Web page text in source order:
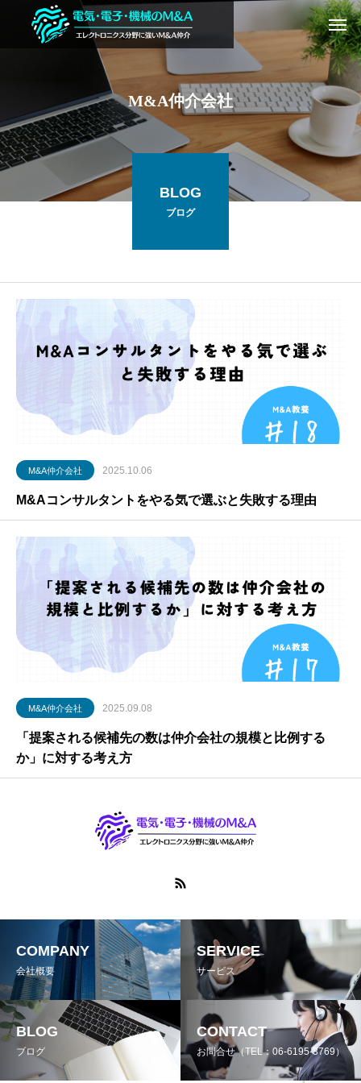
M&A仲介会社
BLOG
ブログ
M&A仲介会社 2025.10.06
M&Aコンサルタントをやる気で選ぶと失敗する理由
M&A仲介会社 2025.09.08
「提案される候補先の数は仲介会社の規模と比例する
か」に対する考え方
COMPANY
会社概要
SERVICE
サービス
BLOG
ブログ
CONTACT
お問合せ（TEL：06-6195-3769）